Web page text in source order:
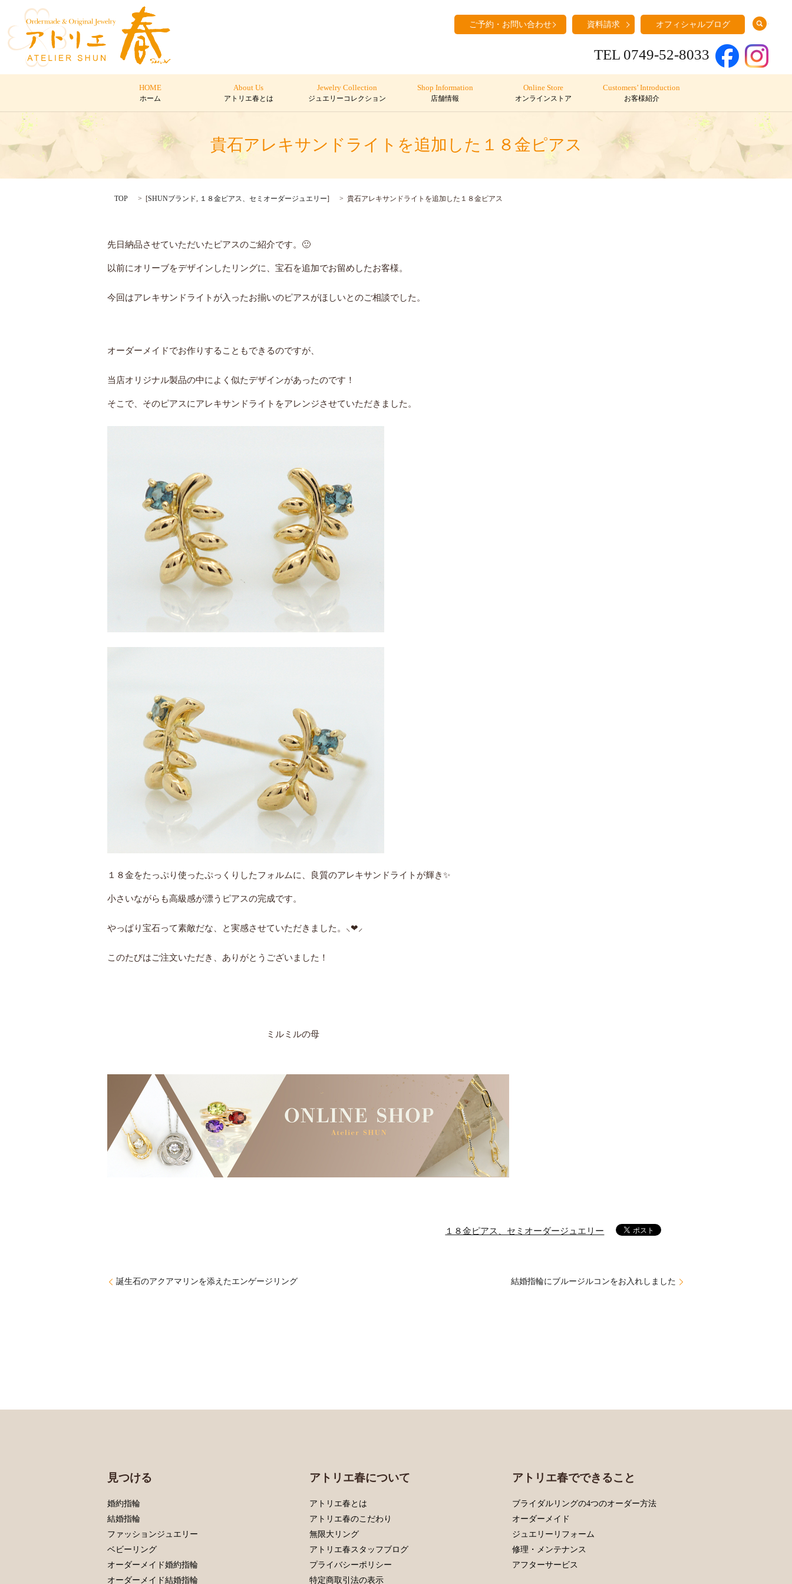
ご予約・お問い合わせ 資料請求 オフィシャルブログ
TEL 0749-52-8033
HOME
ホーム
About Us
アトリエ春とは
Jewelry Collection
ジュエリーコレクション
Shop Information
店舗情報
Online Store
オンラインストア
Customers’ Introduction
お客様紹介
貴石アレキサンドライトを追加した１８金ピアス
TOP [SHUNブランド １８金ピアス、セミオーダージュエリー] 貴石アレキサンドライトを追加した１８金ピアス
先日納品させていただいたピアスのご紹介です。 🙂
以前にオリーブをデザインしたリングに、宝石を追加でお留めしたお客様。
今回はアレキサンドライトが入ったお揃いのピアスがほしいとのご相談でした。
オーダーメイドでお作りすることもできるのですが、
当店オリジナル製品の中によく似たデザインがあったのです！
そこで、そのピアスにアレキサンドライトをアレンジさせていただきました。
１８金をたっぷり使ったぷっくりしたフォルムに、良質のアレキサンドライトが輝き✨
小さいながらも高級感が漂うピアスの完成です。
やっぱり宝石って素敵だな、と実感させていただきました。 ⸜❤︎⸝
このたびはご注文いただき、ありがとうございました！
ミルミルの母
１８金ピアス、セミオーダージュエリー
誕生石のアクアマリンを添えたエンゲージリング 結婚指輪にブルージルコンをお入れしました
見つける
婚約指輪
結婚指輪
ファッションジュエリー
ベビーリング
オーダーメイド婚約指輪
オーダーメイド結婚指輪
アトリエ春について
アトリエ春とは
アトリエ春のこだわり
無限大リング
アトリエ春スタッフブログ
プライバシーポリシー
特定商取引法の表示
アトリエ春でできること
ブライダルリングの4つのオーダー方法
オーダーメイド
ジュエリーリフォーム
修理・メンテナンス
アフターサービス